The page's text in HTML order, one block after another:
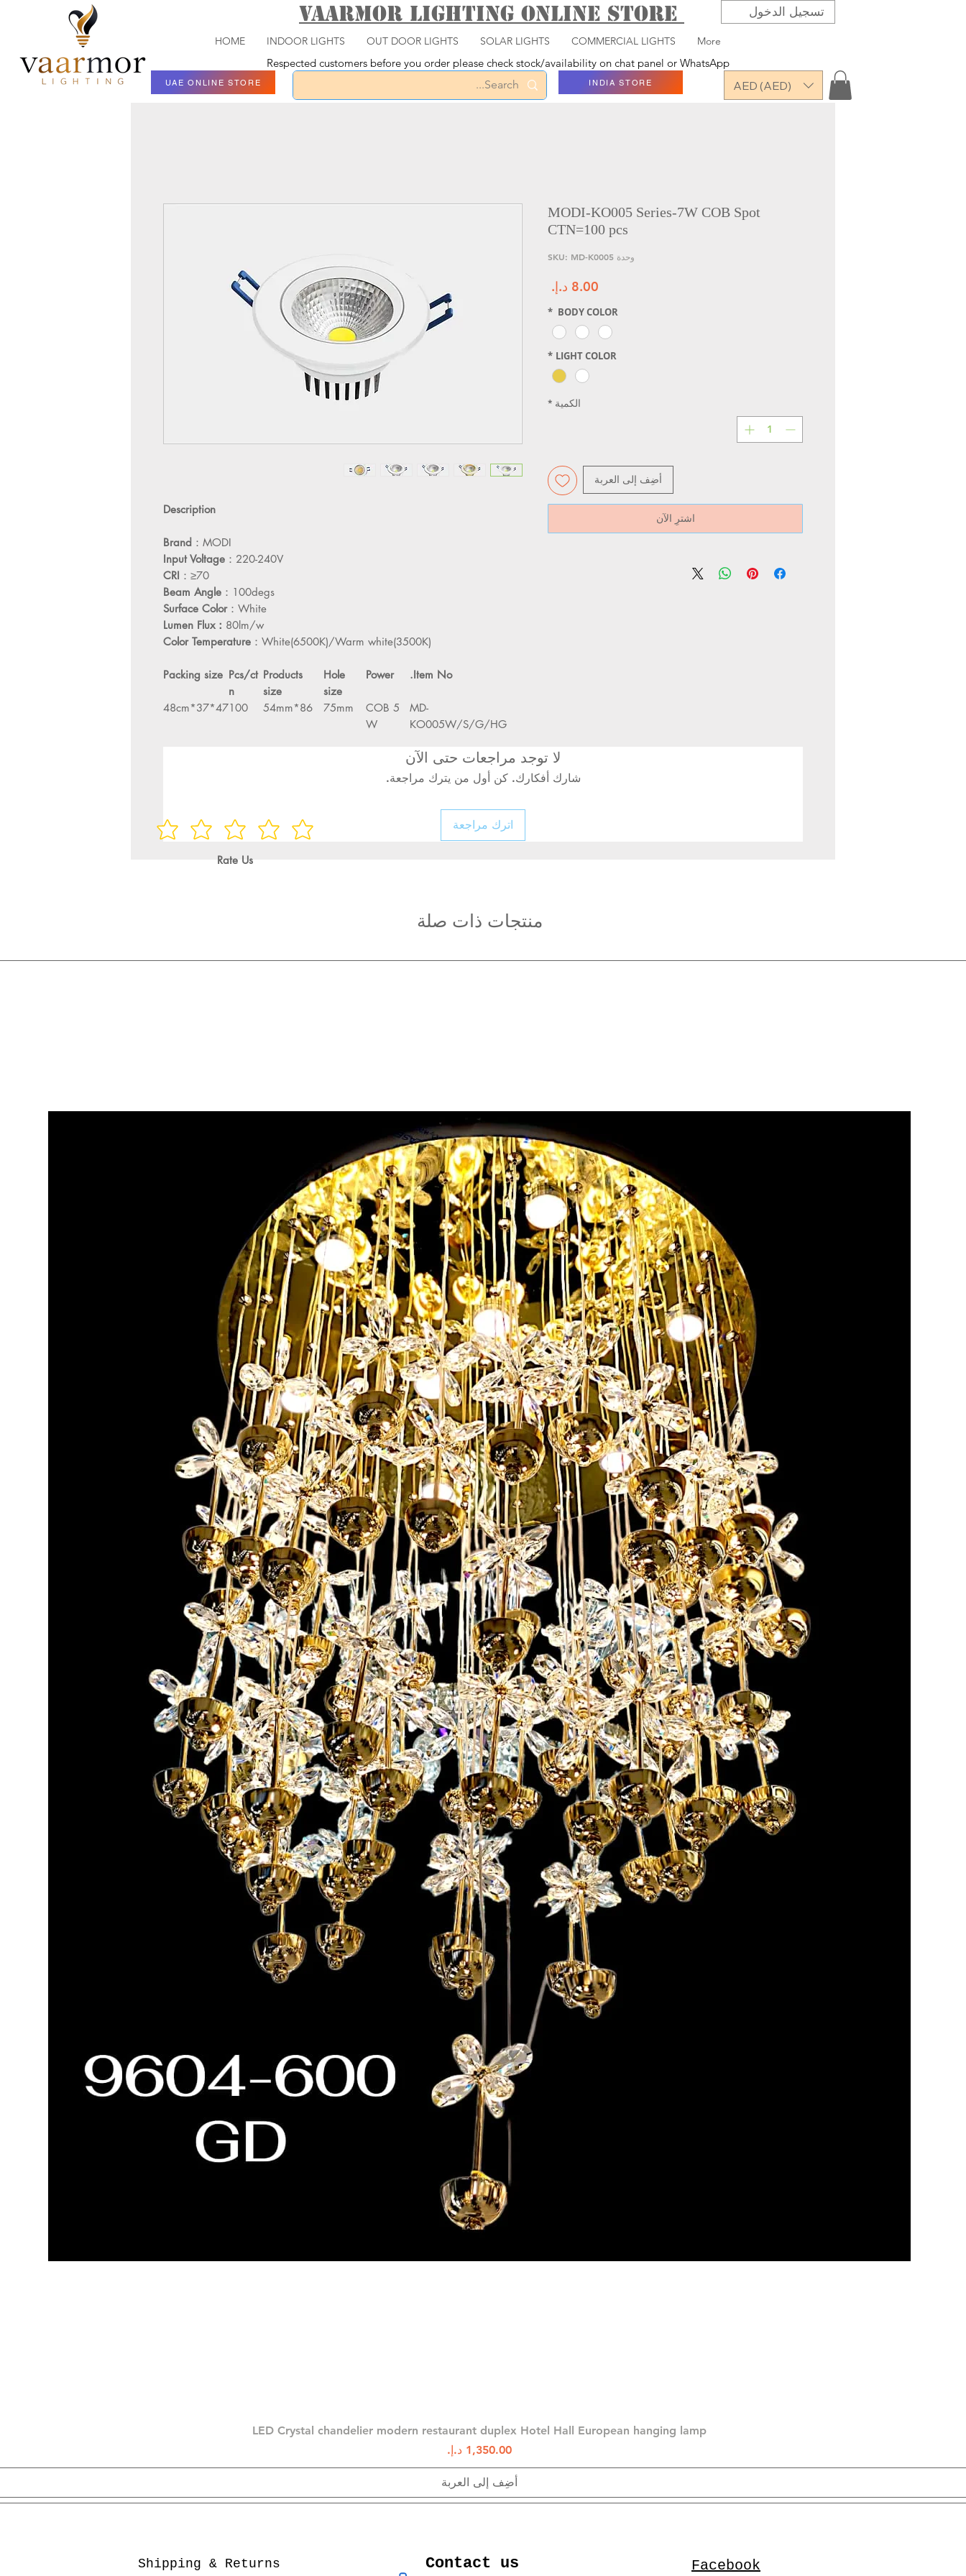
Vaarmor Lighting ONLINE STORE
HOME INDOOR LIGHTS OUT DOOR LIGHTS SOLAR LIGHTS COMMERCIAL LIGHTS More
تسجيل الدخول
Respected customers before you order please check stock/availability on chat panel or WhatsApp
UAE ONLINE STORE INDIA STORE AED (AED)
Description
Brand ：MODI
Input Voltage ：220-240V
CRI ：≥70
Beam Angle ：100degs
Surface Color：White
Lumen Flux： 80lm/w
Color Temperature ：White(6500K)/Warm white(3500K)
Item No.
Power
Hole
size
Products
size
Pcs/ct
n
Packing size
MD-
KO005W/S/G/HG
COB 5
W
75mm
86*54mm
100
47*37*48cm
MODI-KO005 Series-7W COB Spot
CTN=100 pcs
وحدة SKU: MD-K0005
BODY COLOR
*
LIGHT COLOR
*
الكمية *
أضِف إلى العربة
اشترِ الآن
لا توجد مراجعات حتى الآن
شارك أفكارك. كن أول من يترك مراجعة.
اترك مراجعة
Rate Us
منتجات ذات صلة
العرض السريع
LED Crystal chandelier modern restaurant duplex Hotel Hall European hanging lamp
السعر
أضِف إلى العربة
Shipping & Returns Contact us Facebook